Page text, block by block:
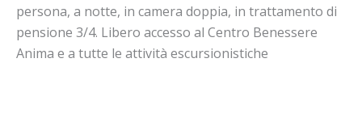
persona, a notte, in camera doppia, in trattamento di
pensione 3/4. Libero accesso al Centro Benessere
Anima e a tutte le attività escursionistiche